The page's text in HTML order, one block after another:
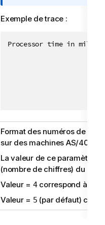
r
t
Exemple de trace :
Processor time in
Format des numéros de
sur des machines AS/400
La valeur de ce paramètre
(nombre de chiffres) du
Valeur = 4correspond à 10
Valeur = 5 (par défaut)